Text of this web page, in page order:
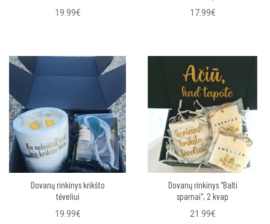
19.99€ 17.99€
Dovanų rinkinys krikšto
tėveliui
19.99€
Dovanų rinkinys "Balti
sparnai", 2 kvap
21.99€